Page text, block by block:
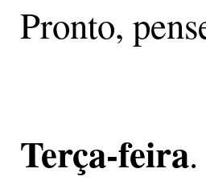
Pronto,
Terça-feira